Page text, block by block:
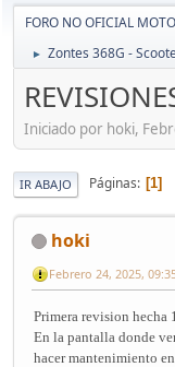
FORO NO OFICIAL
► Zontes 368G -
Iniciado por hoki,
IR ABAJO Páginas 1
hoki
Febrero 24, 2025,
Primera revision hecha
En la pantalla donde
hacer mantenimiento